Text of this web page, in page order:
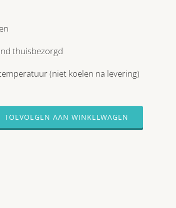
thuisbezorgd
(niet koelen na levering)
TOEVOEGEN AAN WINKELWAGEN